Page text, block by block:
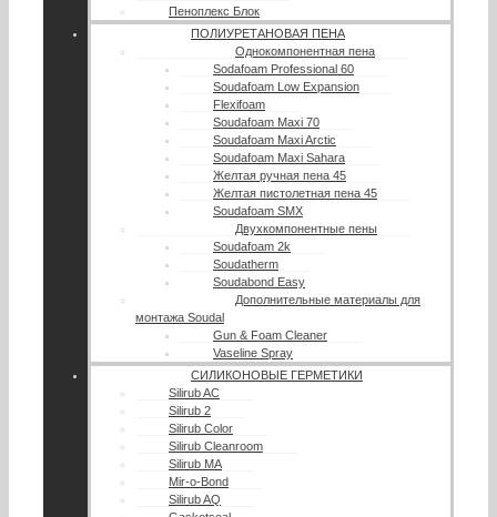
Пеноплекс Блок
ПОЛИУРЕТАНОВАЯ ПЕНА
Однокомпонентная пена
Sodafoam Professional 60
Soudafoam Low Expansion
Flexifoam
Soudafoam Maxi 70
Soudafoam Maxi Arctic
Soudafoam Maxi Sahara
Желтая ручная пена 45
Желтая пистолетная пена 45
Soudafoam SMX
Двухкомпонентные пены
Soudafoam 2k
Soudatherm
Soudabond Easy
Дополнительные материалы для
монтажа Soudal
Gun & Foam Cleaner
Vaseline Spray
СИЛИКОНОВЫЕ ГЕРМЕТИКИ
Silirub AC
Silirub 2
Silirub Color
Silirub Cleanroom
Silirub MA
Mir-o-Bond
Silirub AQ